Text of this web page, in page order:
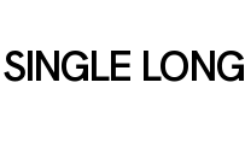
LONG